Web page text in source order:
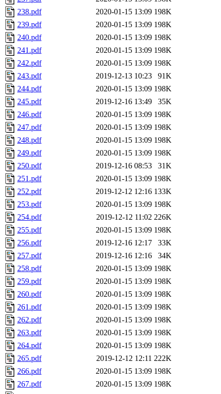
238.pdf
2020-01-15 13:09 198K
239.pdf
2020-01-15 13:09 198K
240.pdf
2020-01-15 13:09 198K
241.pdf
2020-01-15 13:09 198K
242.pdf
2020-01-15 13:09 198K
243.pdf
2019-12-13 10:23
91K
244.pdf
2020-01-15 13:09 198K
245.pdf
2019-12-16 13:49
35K
246.pdf
2020-01-15 13:09 198K
247.pdf
2020-01-15 13:09 198K
248.pdf
2020-01-15 13:09 198K
249.pdf
2020-01-15 13:09 198K
250.pdf
2019-12-16 08:53
31K
251.pdf
2020-01-15 13:09 198K
252.pdf
2019-12-12 12:16 133K
253.pdf
2020-01-15 13:09 198K
254.pdf
2019-12-12 11:02 226K
255.pdf
2020-01-15 13:09 198K
256.pdf
2019-12-16 12:17
33K
257.pdf
2019-12-16 12:16
34K
258.pdf
2020-01-15 13:09 198K
259.pdf
2020-01-15 13:09 198K
260.pdf
2020-01-15 13:09 198K
261.pdf
2020-01-15 13:09 198K
262.pdf
2020-01-15 13:09 198K
263.pdf
2020-01-15 13:09 198K
264.pdf
2020-01-15 13:09 198K
265.pdf
2019-12-12 12:11 222K
266.pdf
2020-01-15 13:09 198K
267.pdf
2020-01-15 13:09 198K